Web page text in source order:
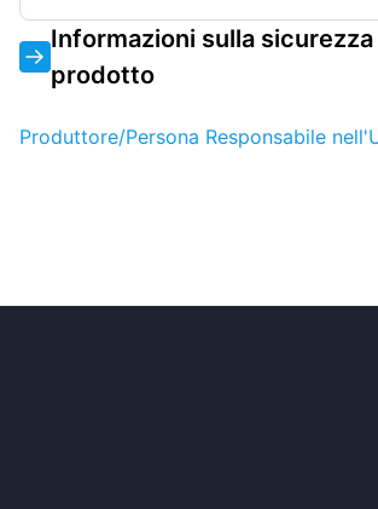
Informazioni sulla sicurezza
prodotto
Produttore/Persona Responsabile